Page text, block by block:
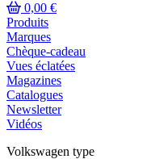
0,00 €
Produits
Marques
Chèque-cadeau
Vues éclatées
Magazines
Catalogues
Newsletter
Vidéos
Volkswagen type